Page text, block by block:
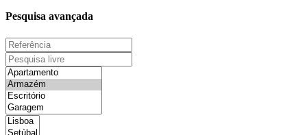
Pesquisa avançada